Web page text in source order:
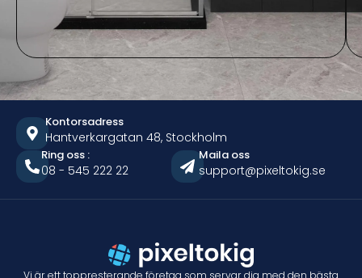
Kontorsadress
Hantverkargatan 48, Stockholm
Ring oss :
08 - 545 222 22
Maila oss
support@pixeltokig.se
Vi är ett toppresterande företag som servar dig med den bästa